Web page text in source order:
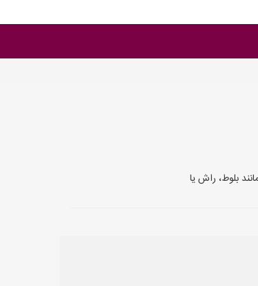
بلوط، راش یا